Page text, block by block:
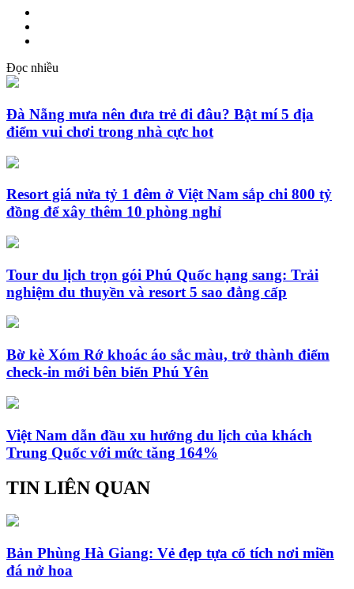
Đọc nhiều
Đà Nẵng mưa nên đưa trẻ đi đâu? Bật mí 5 địa
điểm vui chơi trong nhà cực hot
Resort giá nửa tỷ 1 đêm ở Việt Nam sắp chi 800 tỷ
đồng để xây thêm 10 phòng nghỉ
Tour du lịch trọn gói Phú Quốc hạng sang: Trải
nghiệm du thuyền và resort 5 sao đẳng cấp
Bờ kè Xóm Rớ khoác áo sắc màu, trở thành điểm
check-in mới bên biển Phú Yên
Việt Nam dẫn đầu xu hướng du lịch của khách
Trung Quốc với mức tăng 164%
TIN LIÊN QUAN
Bản Phùng Hà Giang: Vẻ đẹp tựa cổ tích nơi miền
đá nở hoa